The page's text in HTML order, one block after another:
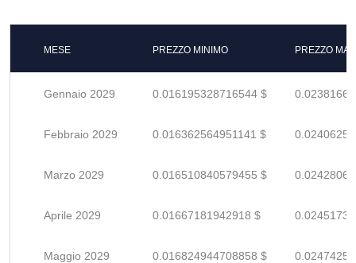
MESE PREZZO MINIMO PREZZO
Gennaio 2029 0.016195328716544 $
Febbraio 2029 0.016362564951141 $
Marzo 2029 0.016510840579455 $
Aprile 2029 0.01667181942918 $
Maggio 2029 0.016824944708858 $